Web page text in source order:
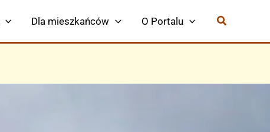
Dla mieszkańców O Portalu